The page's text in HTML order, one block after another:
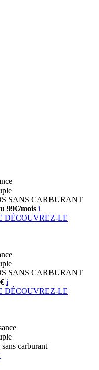
SANS CARBURANT
99€/mois i
DÉCOUVREZ-LE
SANS CARBURANT
i
DÉCOUVREZ-LE
carburant